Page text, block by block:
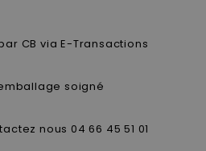
CB via E-Transactions
soigné
nous 04 66 45 51 01